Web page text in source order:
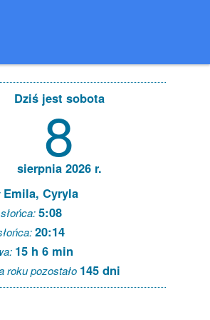
Dziś jest sobota
8
sierpnia 2026 r.
Emila, Cyryla
5:08
20:14
15 h 6 min
roku pozostało 145 dni